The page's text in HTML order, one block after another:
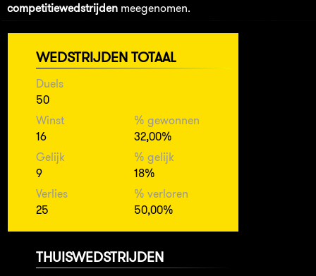
competitiewedstrijden meegenomen.
WEDSTRIJDEN TOTAAL
Duels
50
Winst
16
% gewonnen
32,00%
Gelijk
9
% gelijk
18%
Verlies
25
% verloren
50,00%
THUISWEDSTRIJDEN